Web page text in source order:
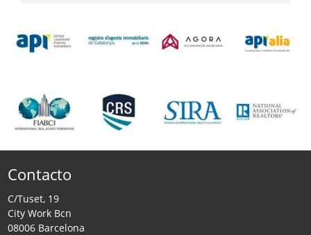
Contacto
C/Tuset, 19
City Work Bcn
08006 Barcelona